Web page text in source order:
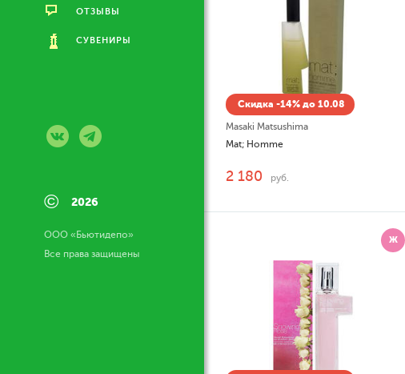
ОТЗЫВЫ
СУВЕНИРЫ
© 2026
ООО «Бьютидепо»
Все права защищены
Скидка -14% до 10.08
Masaki Matsushima
Mat; Homme
2 180 руб.
Ж